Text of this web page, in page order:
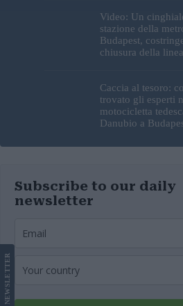
Video: Un
stazione della
Budapest,
chiusura della linea
Caccia al tesoro:
trovato gli esperti
motocicletta
Danubio a
Subscribe to our daily
newsletter
NEWS
LETTER